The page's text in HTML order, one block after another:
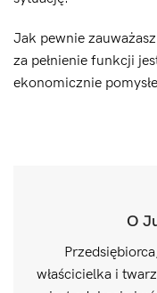
Jak pewnie
za pełnienie funkcji
ekonomicznie
O
właścicielka i